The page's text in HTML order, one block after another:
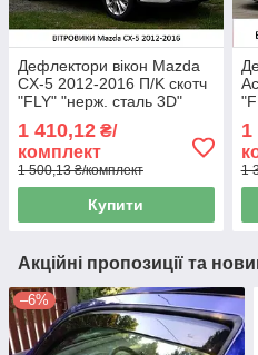
Дефлектори вікон Mazda
CX-5 2012-2016 П/K скотч
"FLY" "нерж. сталь 3D"
1 410,12 ₴/
комплект
1 500,13 ₴/комплект
Купити
1
1
Акційні пропозиції та
–6%